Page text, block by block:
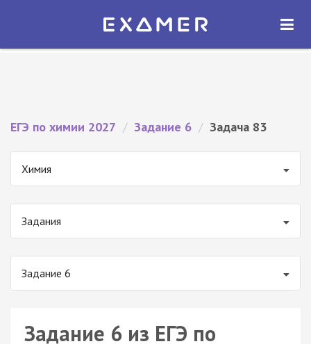
Экзамер — ЕГЭ 2027
ОТКРЫТЬ
ЕГЭ по химии 2027 / Задание 6 / Задача 83
Химия
Задания
Задание 6
Задание 6 из ЕГЭ по